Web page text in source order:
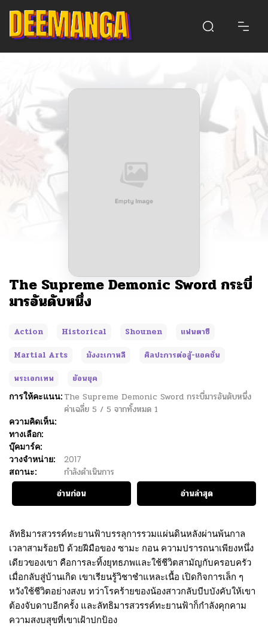
The Supreme Demonic Sword กระบี่
มารอันดับหนึ่ง
Action Historical Shounen
แฟนตาซี
Martial Arts
มังงะเกาหลี
ศิลปะการต่อสู้-แอคชั่น
พระเอกเทพ
ย้อนยุค
การให้คะแนน: The Supreme Demonic Sword กระบี่มารอันดับหนึ่ง
ค่าเฉลี่ย 5 / 5 จากทั้งหมด 1
ความคิดเห็น:
ทางเลือก:
บุ๊คมาร์ค:
วางจำหน่าย:
2017
สถานะ:
กำลังดำเนินการ
อ่านก่อน
อ่านล่าสุด
ลัทธิมารสวรรค์ทะยานฟ้าบรรลุการรวมแผ่นดินหลังผ่านพ้นกาล
เวลาสามร้อยปี ด้วยฝีมือของ ซามะ กอน ความปรารถนาเพียงหนึ่ง
เดียวของเขา คือการละทิ้งยุทธภพและใช้ชีวิตสามัญกับครอบครัว
เมื่อกลับสู่บ้านเกิด เขาเรียนรู้วิชาชำแหละเนื้อ เปิดกิจการเล็ก ๆ
หวังใช้ชีวิตอย่างสงบ ทว่าโรคร้ายของน้องสาวกลับบีบบังคับให้เขา
ต้องจับดาบอีกครั้ง และลัทธิมารสวรรค์ทะยานฟ้าก็กำลังคุกคาม
ความสงบสุขที่เขาเฝ้าปกป้อง